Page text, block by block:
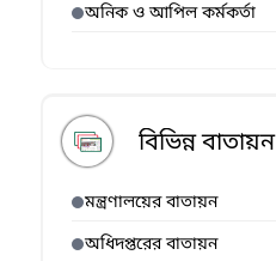
অনিক ও আপিল কর্মকর্তা
বিভিন্ন বাতায়ন
মন্ত্রণালয়ের বাতায়ন
অধিদপ্তরের বাতায়ন